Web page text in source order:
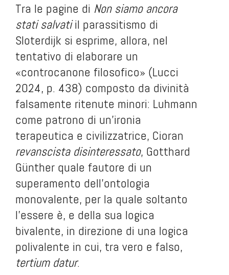
Tra le pagine di Non siamo ancora
stati salvatiil parassitismo di
Sloterdijk si esprime, allora, nel
tentativo di elaborare un
«controcanone filosofico» (Lucci
2024, p. 438) composto da divinità
falsamente ritenute minori: Luhmann
come patrono di un’ironia
terapeutica e civilizzatrice, Cioran
revanscista disinteressato, Gotthard
Günther quale fautore di un
superamento dell’ontologia
monovalente, per la quale soltanto
l’essere è, e della sua logica
bivalente, in direzione di una logica
polivalente in cui, tra vero e falso,
tertium datur.